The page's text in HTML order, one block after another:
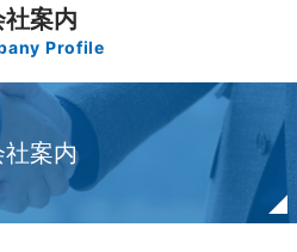
社案内
Profile
社案内